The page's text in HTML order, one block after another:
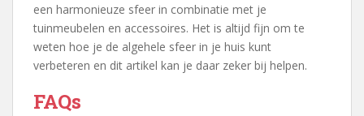
een harmonieuze sfeer in combinatie met je
tuinmeubelen en accessoires. Het is altijd fijn om te
weten hoe je de algehele sfeer in je huis kunt
verbeteren en dit artikel kan je daar zeker bij helpen.
FAQs